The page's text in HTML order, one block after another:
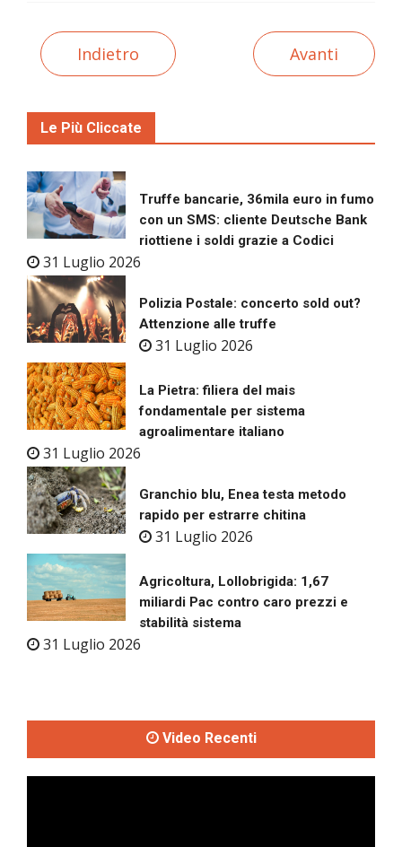
Indietro Avanti
Le Più Cliccate
Truffe bancarie, 36mila euro in fumo
con un SMS: cliente Deutsche Bank
riottiene i soldi grazie a Codici
31 Luglio 2026
Polizia Postale: concerto sold out?
Attenzione alle truffe
31 Luglio 2026
La Pietra: filiera del mais
fondamentale per sistema
agroalimentare italiano
31 Luglio 2026
Granchio blu, Enea testa metodo
rapido per estrarre chitina
31 Luglio 2026
Agricoltura, Lollobrigida: 1,67
miliardi Pac contro caro prezzi e
stabilità sistema
31 Luglio 2026
Video Recenti